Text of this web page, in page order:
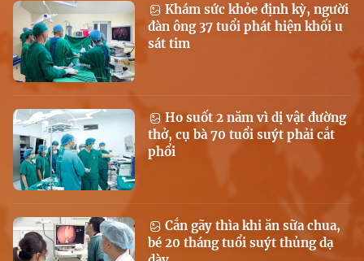
Khám sức khỏe định kỳ, người
đàn ông 37 tuổi phát hiện khối u
sát tim
Ho suốt 2 năm vì dị vật đường
thở, cụ bà 70 tuổi suýt phải cắt
phổi
Cắn gãy thìa khi ăn sữa chua,
bé 20 tháng tuổi suýt thủng dạ